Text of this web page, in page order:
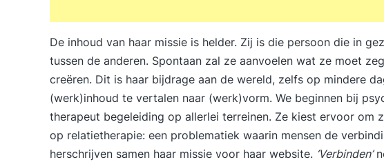
De inhoud van haar missie is helder. Zij is die persoon die in
tussen de anderen. Spontaan zal ze aanvoelen wat ze moet
creëren. Dit is haar bijdrage aan de wereld, zelfs op mindere
(werk)inhoud te vertalen naar (werk)vorm. We beginnen bij
therapeut begeleiding op allerlei terreinen. Ze kiest ervoor om
op relatietherapie: een problematiek waarin mensen de
herschrijven samen haar missie voor haar website. ‘Verbinden’